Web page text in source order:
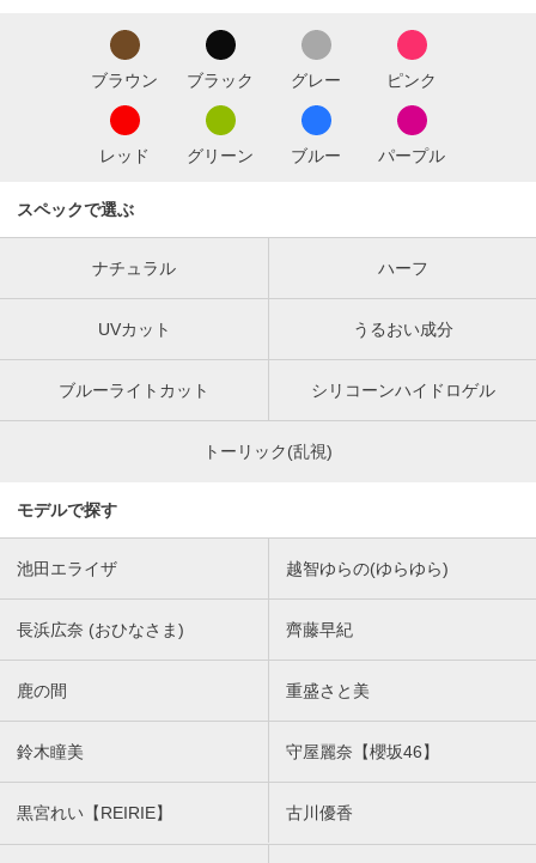
ブラウン ブラック グレー ピンク
レッド グリーン ブルー パープル
スペックで選ぶ
ナチュラル ハーフ
UVカット うるおい成分
ブルーライトカット シリコーンハイドロゲル
トーリック(乱視)
モデルで探す
池田エライザ 越智ゆらの(ゆらゆら)
長浜広奈 (おひなさま) 齊藤早紀
鹿の間 重盛さと美
鈴木瞳美 守屋麗奈【櫻坂46】
黒宮れい【REIRIE】 古川優香